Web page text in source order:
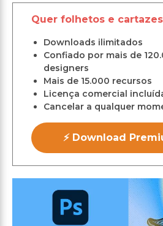
Quer folhetos e
Downloads ilimitados
Confiado por mais de
designers
Mais de 15.000 recursos
Licença comercial
Cancelar a qualquer
⚡ Download